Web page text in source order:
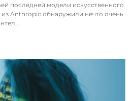
последней модели искусственного
из Anthropic обнаружили нечто очень